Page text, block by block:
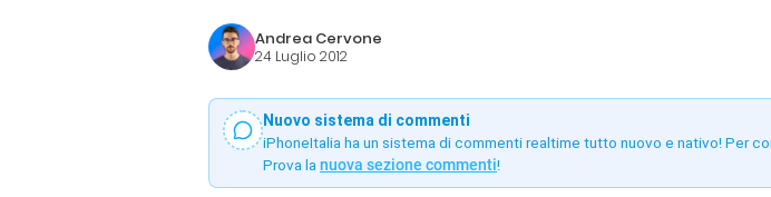
Andrea Cervone
24 Luglio 2012
Nuovo sistema di commenti
iPhoneItalia ha un sistema di commenti realtime tutto nuovo e nativo! Per
Prova la nuova sezione commenti!